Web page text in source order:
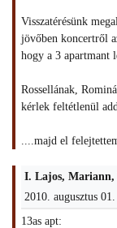
Visszatérésünk
jövőben koncertről
hogy a 3 apartmant
Rossellának,
kérlek feltétlenül
....majd el
I. Lajos, Mariann,
2010. augusztus
13as apt: